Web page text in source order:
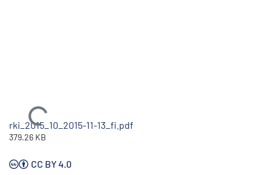
Ladataan...
rki_2015_10_2015-11-13_fi.pdf
379.26 KB
CC BY 4.0